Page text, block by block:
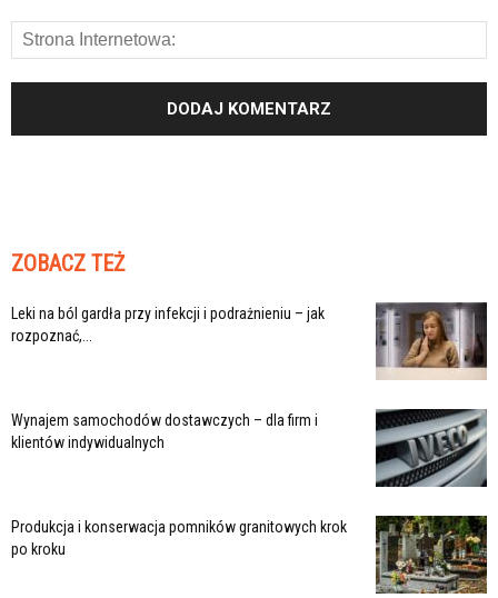
ZOBACZ TEŻ
Leki na ból gardła przy infekcji i podrażnieniu – jak
rozpoznać,...
Wynajem samochodów dostawczych – dla firm i
klientów indywidualnych
Produkcja i konserwacja pomników granitowych krok
po kroku